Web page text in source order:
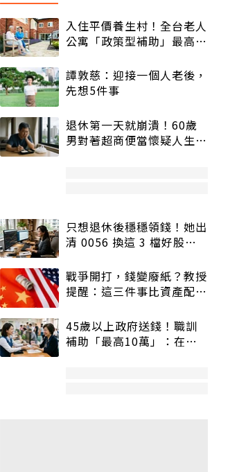
入住平價養生村！全台老人
公寓「政策型補助」最高打
譚敦慈：迎接一個人老後，
先想5件事
退休第一天就崩潰！60歲
男對著超商便當懷疑人生
只想退休後穩穩領錢！她出
清 0056 換這 3 檔好股：
戰爭開打，錢變廢紙？教授
提醒：這三件事比資產配置
45歲以上政府送錢！職訓
補助「最高10萬」：在